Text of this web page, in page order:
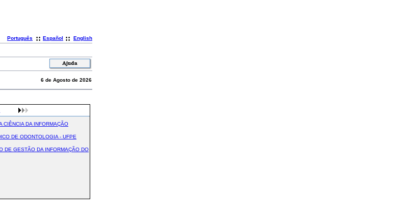
Português :: Español :: English
6 de Agosto de 2026
CIÊNCIA DA INFORMAÇÃO
DE ODONTOLOGIA - UFPE
DE GESTÃO DA INFORMAÇÃO DO